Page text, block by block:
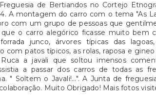
de Bertiandos no Cortejo
A montagem do carro com o tema "As
com um grupo de pessoas que
o carro alegórico ficasse muito bem
junco, árvores típicas das
com patos típicos, as rolas, raposa e
a javali que soltou imensos
a passar dos carros de todas as
" Soltem o Javali!...". A Junta de
Muito Obrigado! Mais fotos